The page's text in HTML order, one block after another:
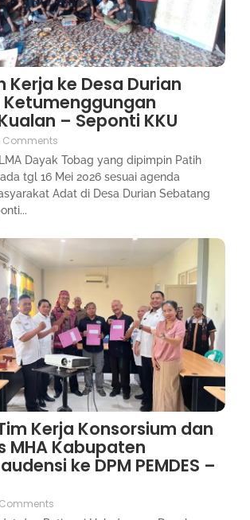
Kerja ke Desa Durian
– Seponti KKU
Comments
Dayak Tobag yang dipimpin Patih
tgl 16 Mei 2026 sesuai agenda
Adat di Desa Durian Sebatang
Kerja Konsorsium dan
MHA Kabupaten
ke DPM PEMDES –